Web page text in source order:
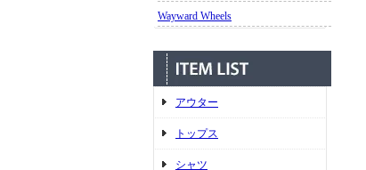
Wayward Wheels
アウター
トップス
シャツ